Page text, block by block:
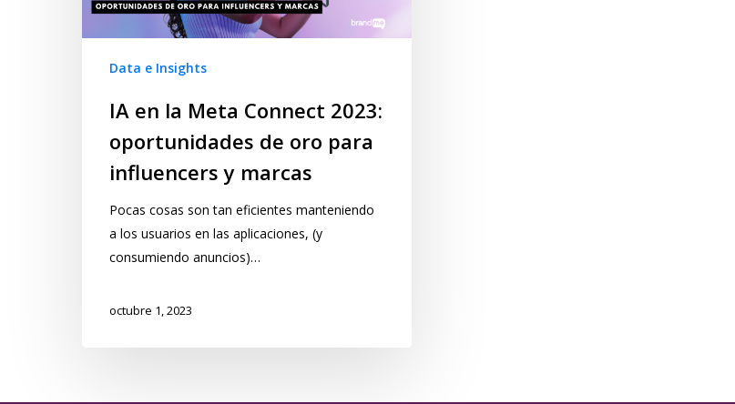
Data e Insights
IA en la Meta Connect 2023:
oportunidades de oro para
influencers y marcas
Pocas cosas son tan eficientes manteniendo
a los usuarios en las aplicaciones, (y
consumiendo anuncios)…
octubre 1, 2023